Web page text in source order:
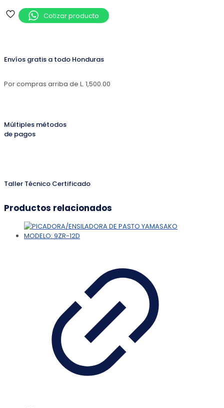
Cotizar producto
Envíos gratis a todo Honduras
Por compras arriba de L. 1,500.00
Múltiples métodos
de pagos
Taller Técnico Certificado
Productos relacionados